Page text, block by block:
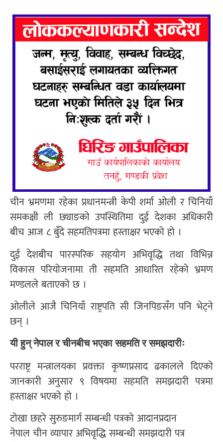
चीन भ्रमणमा रहेका प्रधानमन्त्री केपी शर्मा ओली र चिनियाँ
समकक्षी ली छ्याङको उपस्थितिमा दुई देशका अधिकारी
बीच आज ८ बुँदे सहमतिपत्रमा हस्ताक्षर भएको हो ।
दुई देशबीच पारस्परिक सहयोग अभिवृद्धि तथा विभिन्न
विकास परियोजनामा ती सहमति आधारित रहेको भ्रमण
मण्डलले बताएको छ ।
ओलीले आजै चिनियाँ राष्ट्रपति सी जिनपिङसँग पनि भेट्ने
छन् ।
यी हुन् नेपाल र चीनबीच भएका सहमति र समझदारीः
परराष्ट्र मन्त्रालयका प्रवक्ता कृष्णप्रसाद ढकालले दिएको
जानकारी अनुसार ९ विषयमा सहमति समझदारी पत्रमा
हस्ताक्षर भएको हो ।
टोखा छहरे सुरुङमार्ग सम्बन्धी पत्रको आदानप्रदान
नेपाल चीन व्यापार अभिवृद्धि सम्बन्धी समझदारी पत्र